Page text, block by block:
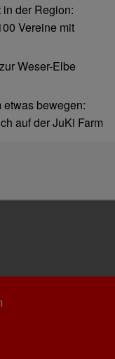
der Region:
Vereine mit
Weser-Elbe
bewegen:
auf der JuKi Farm